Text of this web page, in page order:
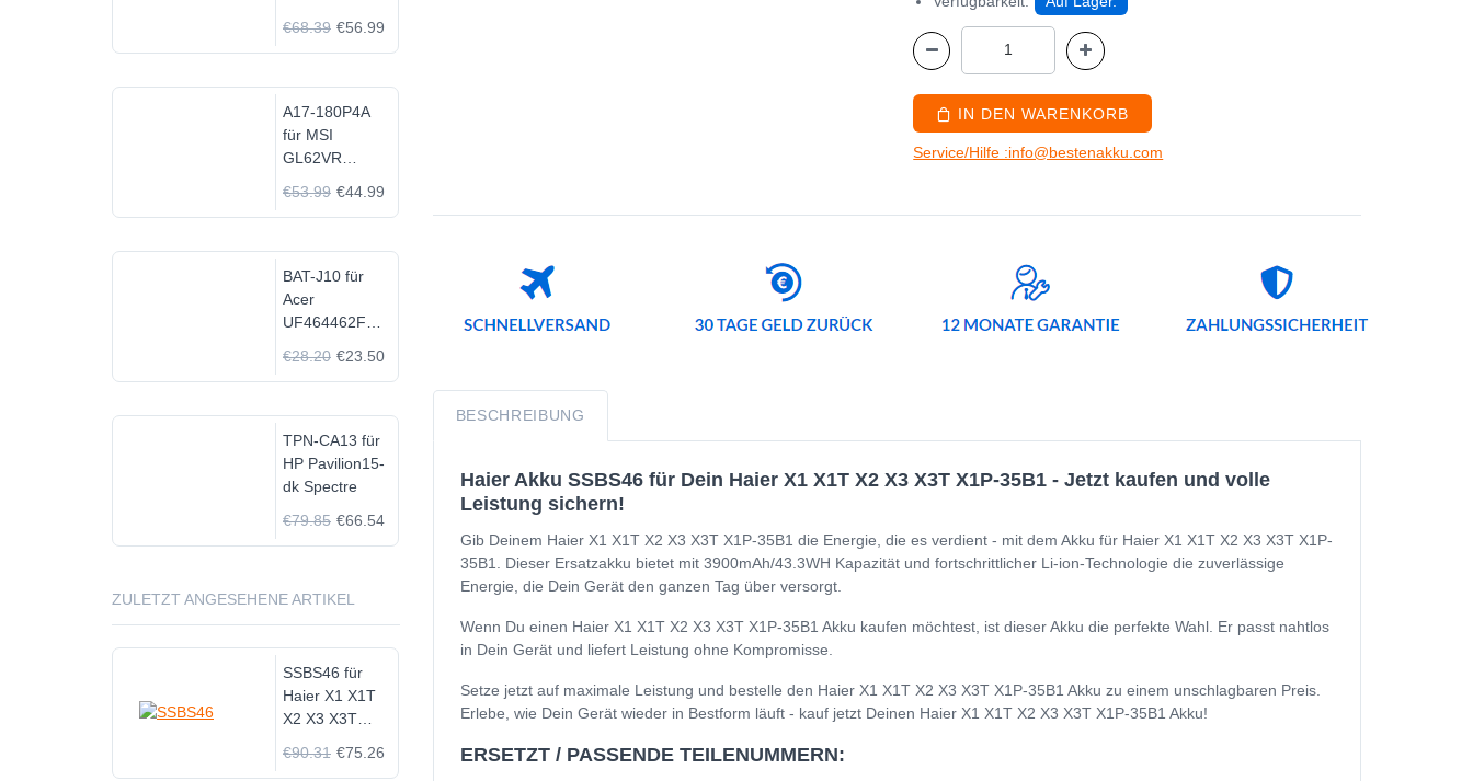
IN DEN WARENKORB
Service/Hilfe :info@bestenakku.com
BESCHREIBUNG
Haier Akku SSBS46 für Dein Haier X1 X1T X2 X3 X3T X1P-35B1 - Jetzt kaufen und volle
Leistung sichern!
Gib Deinem Haier X1 X1T X2 X3 X3T X1P-35B1 die Energie, die es verdient - mit dem Akku für Haier X1 X1T X2 X3 X3T X1P-
35B1. Dieser Ersatzakku bietet mit 3900mAh/43.3WH Kapazität und fortschrittlicher Li-ion-Technologie die zuverlässige
Energie, die Dein Gerät den ganzen Tag über versorgt.
Wenn Du einen Haier X1 X1T X2 X3 X3T X1P-35B1 Akku kaufen möchtest, ist dieser Akku die perfekte Wahl. Er passt nahtlos
in Dein Gerät und liefert Leistung ohne Kompromisse.
Setze jetzt auf maximale Leistung und bestelle den Haier X1 X1T X2 X3 X3T X1P-35B1 Akku zu einem unschlagbaren Preis.
Erlebe, wie Dein Gerät wieder in Bestform läuft - kauf jetzt Deinen Haier X1 X1T X2 X3 X3T X1P-35B1 Akku!
ERSETZT / PASSENDE TEILENUMMERN:
€68.39 €56.99
A17-180P4A
für MSI
GL62VR
€53.99 €44.99
BAT-J10 für
Acer
UF464462F
€28.20 €23.50
TPN-CA13 für
HP Pavilion15-
dk Spectre
€79.85 €66.54
ZULETZT ANGESEHENE ARTIKEL
SSBS46 für
Haier X1 X1T
X2 X3 X3T
€90.31 €75.26